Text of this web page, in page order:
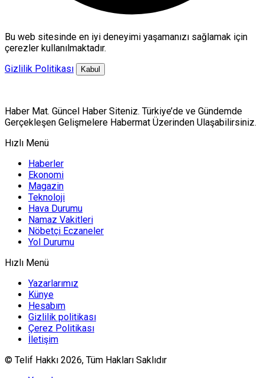
Bu web sitesinde en iyi deneyimi yaşamanızı sağlamak için
çerezler kullanılmaktadır.
Gizlilik Politikası
Kabul
Haber Mat. Güncel Haber Siteniz. Türkiye’de ve Gündemde
Gerçekleşen Gelişmelere Habermat Üzerinden Ulaşabilirsiniz.
Hızlı Menü
Haberler
Ekonomi
Magazin
Teknoloji
Hava Durumu
Namaz Vakitleri
Nöbetçi Eczaneler
Yol Durumu
Hızlı Menü
Yazarlarımız
Künye
Hesabım
Gizlilik politikası
Çerez Politikası
İletişim
© Telif Hakkı 2026, Tüm Hakları Saklıdır